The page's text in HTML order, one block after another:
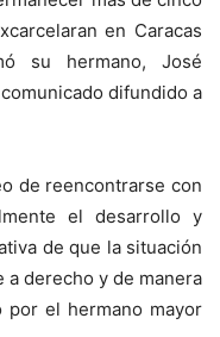
en Caracas
su hermano, José
difundido a
de reencontrarse con
el desarrollo y
de que la situación
derecho y de manera
por el hermano mayor